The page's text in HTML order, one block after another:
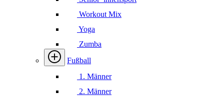
Workout Mix
Yoga
Zumba
Fußball
1. Männer
2. Männer